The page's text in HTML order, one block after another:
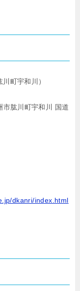
町宇和川）
肱川町宇和川 国道
dkanri/index.html